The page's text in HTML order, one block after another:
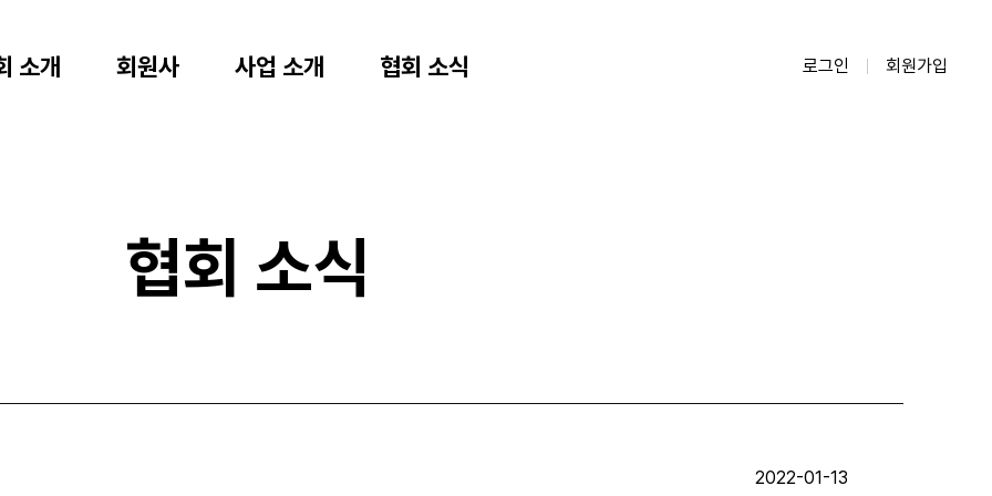
소개 회원사 사업 소개 협회 소식 로그인 회원가입
협회 소식
2022-01-13